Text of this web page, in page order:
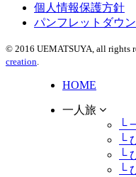
個人情報保護方針
パンフレットダウ
© 2016 UEMATSUYA, all rights
creation
HOME
一人旅
└
└
└
└